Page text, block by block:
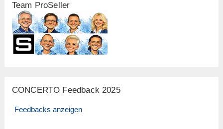
Team ProSeller
CONCERTO Feedback 2025
Feedbacks anzeigen